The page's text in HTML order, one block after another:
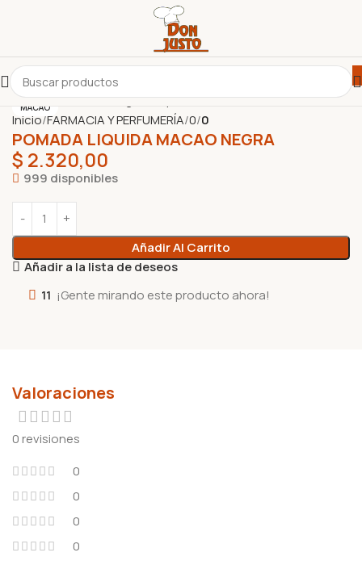
MACAO
Inicio FARMACIA Y PERFUMERÍA 0 0
POMADA LIQUIDA MACAO NEGRA
$ 2.320,00
999 disponibles
Añadir Al Carrito
Añadir a la lista de deseos
11 ¡Gente mirando este producto ahora!
Valoraciones
0 revisiones
0
0
0
0